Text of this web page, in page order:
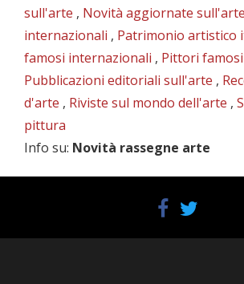
sull'arte , Novità aggiornate sull'arte
internazionali , Patrimonio artistico
famosi internazionali , Pittori
Pubblicazioni editoriali sull'arte ,
d'arte , Riviste sul mondo dell'arte ,
pittura
Info su: Novità rassegne arte